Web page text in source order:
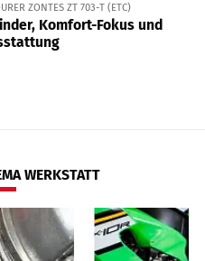
ZONTES ZT 703-T (ETC)
Komfort-Fokus und
WERKSTATT